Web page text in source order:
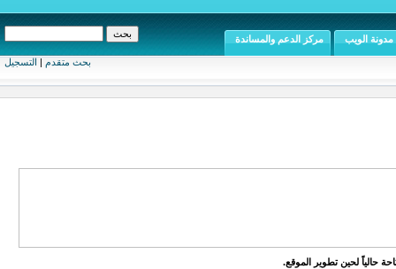
بحث متقدم | التسجيل
مدونة الويب مركز الدعم والمساندة
حالياً لحين تطوير الموقع.